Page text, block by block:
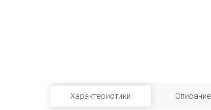
Характеристики Описание